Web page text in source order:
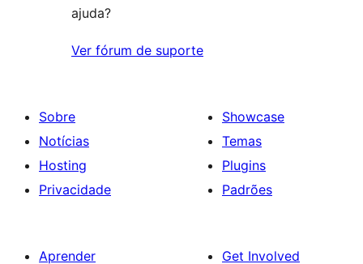
ajuda?
Ver fórum de suporte
Sobre
Notícias
Hosting
Privacidade
Showcase
Temas
Plugins
Padrões
Aprender
Get Involved